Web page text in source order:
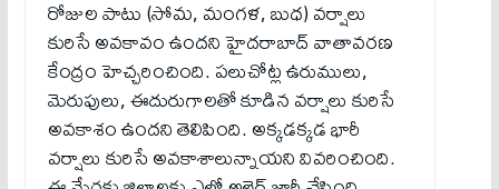
రోజుల పాటు (సోమ‌, మంగ‌ళ‌, బుధ‌) వ‌ర్షాలు
కురిసే అవకావం ఉందని హైదరాబాద్ వాతావరణ
కేంద్రం హెచ్చరించింది. పలుచోట్ల ఉరుములు,
మెరుపులు, ఈదురుగాలతో కూడిన వర్షాలు కురిసే
అవకాశం ఉందని తెలిపింది. అక్కడక్కడ భారీ
వర్షాలు కురిసే అవకాశాలున్నాయని వివరించింది.